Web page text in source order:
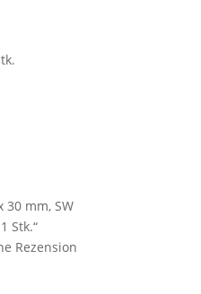
mm, SW
Stk.“
Rezension